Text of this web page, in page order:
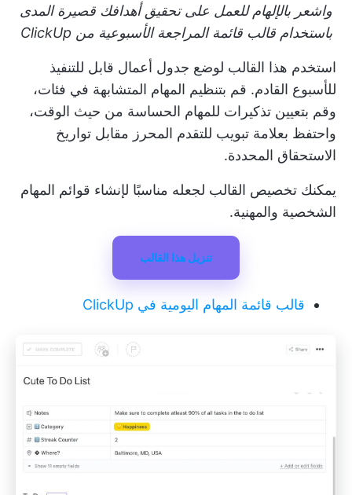
واشعر بالإلهام للعمل على تحقيق أهدافك قصيرة المدى
باستخدام قالب قائمة المراجعة الأسبوعية من ClickUp
استخدم هذا القالب لوضع جدول أعمال قابل للتنفيذ
للأسبوع القادم. قم بتنظيم المهام المتشابهة في فئات،
وقم بتعيين تذكيرات للمهام الحساسة من حيث الوقت،
واحتفظ بعلامة تبويب للتقدم المحرز مقابل تواريخ
الاستحقاق المحددة.
يمكنك تخصيص القالب لجعله مناسبًا لإنشاء قوائم المهام
الشخصية والمهنية.
تنزيل هذا القالب
قالب قائمة المهام اليومية في ClickUp